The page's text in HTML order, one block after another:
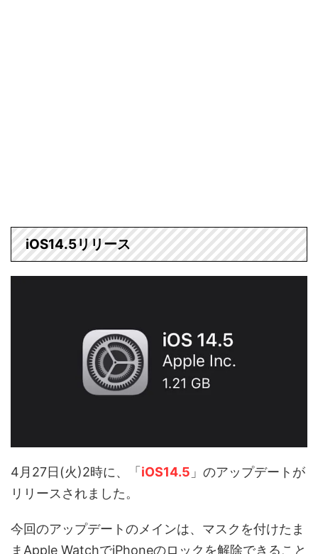
iOS14.5リリース
4月27日(火)2時に、「iOS14.5 」のアップデートが
リリースされました。
今回のアップデートのメインは、マスクを付けたま
まApple WatchでiPhoneのロックを解除できること